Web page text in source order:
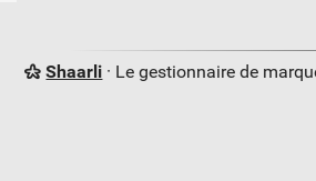
Shaarli · Le gestionnaire de